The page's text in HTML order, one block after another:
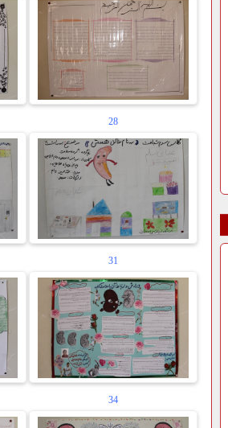
28
31
34